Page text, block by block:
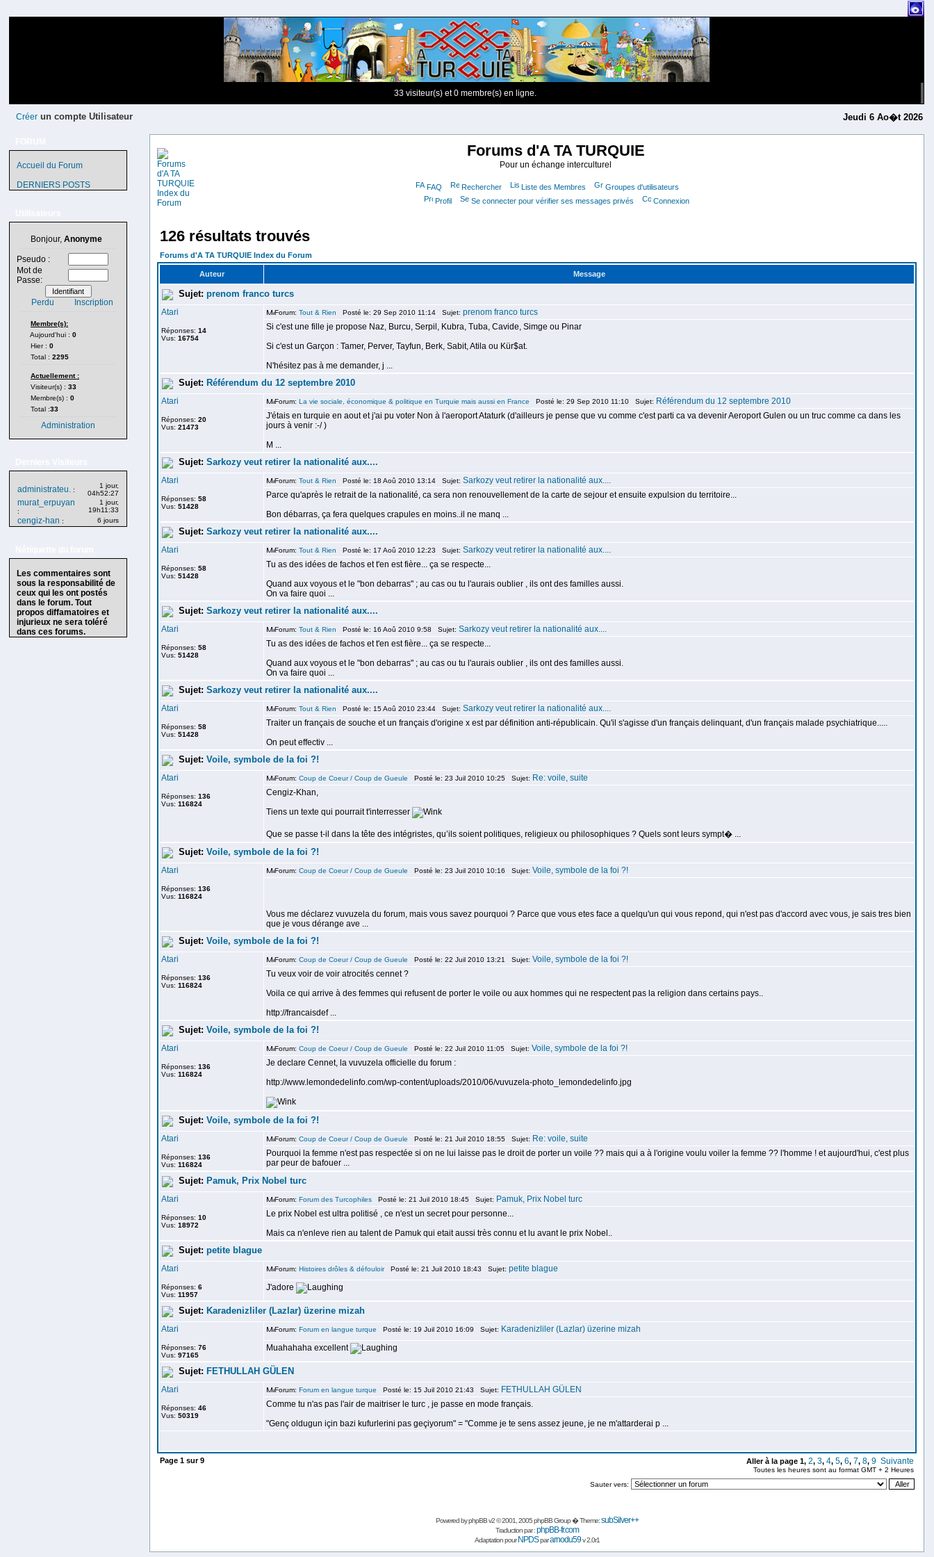
33 visiteur(s) et 0 membre(s) en ligne.
Créer un compte Utilisateur Jeudi 6 Ao�t 2026
Accueil du Forum
DERNIERS POSTS
Bonjour, Anonyme
Pseudo :
Mot de
Passe:
Perdu Inscription
Membre(s):
Aujourd'hui : 0
Hier : 0
Total : 2295
Actuellement :
Visiteur(s) : 33
Membre(s) : 0
Total :33
Administration
administrateu. :
1 jour,
04h52:27
murat_erpuyan
:
1 jour,
19h11:33
cengiz-han : 6 jours
Les commentaires sont
sous la responsabilité de
ceux qui les ont postés
dans le forum. Tout
propos diffamatoires et
injurieux ne sera toléré
dans ces forums.
Forums d'A TA TURQUIE
Pour un échange interculturel
FAQ Rechercher Liste des Membres
Groupes d'utilisateurs
Profil
Se connecter pour vérifier ses messages privés Connexion
126 résultats trouvés
Forums d'A TA TURQUIE Index du Forum
Auteur Message
Sujet: prenom franco turcs
Atari
Réponses: 14
Vus: 16754
Forum: Tout & Rien Posté le: 29 Sep 2010 11:14 Sujet: prenom franco turcs
Si c'est une fille je propose Naz, Burcu, Serpil, Kubra, Tuba, Cavide, Simge ou Pinar
Si c'est un Garçon : Tamer, Perver, Tayfun, Berk, Sabit, Atila ou Kür$at.
N'hésitez pas à me demander, j ...
Sujet: Référendum du 12 septembre 2010
Atari
Réponses: 20
Vus: 21473
Forum: La vie sociale, économique & politique en Turquie mais aussi en France Posté le: 29 Sep 2010 11:10 Sujet: Référendum du 12 septembre 2010
J'étais en turquie en aout et j'ai pu voter Non à l'aeroport Ataturk (d'ailleurs je pense que vu comme c'est parti ca va devenir Aeroport Gulen ou un truc comme ca dans les
jours à venir :-/ )
M ...
Sujet: Sarkozy veut retirer la nationalité aux....
Atari
Réponses: 58
Vus: 51428
Forum: Tout & Rien Posté le: 18 Aoû 2010 13:14 Sujet: Sarkozy veut retirer la nationalité aux....
Parce qu'après le retrait de la nationalité, ca sera non renouvellement de la carte de sejour et ensuite expulsion du territoire...
Bon débarras, ça fera quelques crapules en moins..il ne manq ...
Sujet: Sarkozy veut retirer la nationalité aux....
Atari
Réponses: 58
Vus: 51428
Forum: Tout & Rien Posté le: 17 Aoû 2010 12:23 Sujet: Sarkozy veut retirer la nationalité aux....
Tu as des idées de fachos et t'en est fière... ça se respecte...
Quand aux voyous et le "bon debarras" ; au cas ou tu l'aurais oublier , ils ont des familles aussi.
On va faire quoi ...
Sujet: Sarkozy veut retirer la nationalité aux....
Atari
Réponses: 58
Vus: 51428
Forum: Tout & Rien Posté le: 16 Aoû 2010 9:58 Sujet: Sarkozy veut retirer la nationalité aux....
Tu as des idées de fachos et t'en est fière... ça se respecte...
Quand aux voyous et le "bon debarras" ; au cas ou tu l'aurais oublier , ils ont des familles aussi.
On va faire quoi ...
Sujet: Sarkozy veut retirer la nationalité aux....
Atari
Réponses: 58
Vus: 51428
Forum: Tout & Rien Posté le: 15 Aoû 2010 23:44 Sujet: Sarkozy veut retirer la nationalité aux....
Traiter un français de souche et un français d'origine x est par définition anti-républicain. Qu'il s'agisse d'un français delinquant, d'un français malade psychiatrique.....
On peut effectiv ...
Sujet: Voile, symbole de la foi ?!
Atari
Réponses: 136
Vus: 116824
Forum: Coup de Coeur / Coup de Gueule Posté le: 23 Juil 2010 10:25 Sujet: Re: voile, suite
Cengiz-Khan,
Tiens un texte qui pourrait t'interresser
Que se passe t-il dans la tête des intégristes, qu’ils soient politiques, religieux ou philosophiques ? Quels sont leurs sympt� ...
Sujet: Voile, symbole de la foi ?!
Atari
Réponses: 136
Vus: 116824
Forum: Coup de Coeur / Coup de Gueule Posté le: 23 Juil 2010 10:16 Sujet: Voile, symbole de la foi ?!
Vous me déclarez vuvuzela du forum, mais vous savez pourquoi ? Parce que vous etes face a quelqu'un qui vous repond, qui n'est pas d'accord avec vous, je sais tres bien
que je vous dérange ave ...
Sujet: Voile, symbole de la foi ?!
Atari
Réponses: 136
Vus: 116824
Forum: Coup de Coeur / Coup de Gueule Posté le: 22 Juil 2010 13:21 Sujet: Voile, symbole de la foi ?!
Tu veux voir de voir atrocités cennet ?
Voila ce qui arrive à des femmes qui refusent de porter le voile ou aux hommes qui ne respectent pas la religion dans certains pays..
http://francaisdef ...
Sujet: Voile, symbole de la foi ?!
Atari
Réponses: 136
Vus: 116824
Forum: Coup de Coeur / Coup de Gueule Posté le: 22 Juil 2010 11:05 Sujet: Voile, symbole de la foi ?!
Je declare Cennet, la vuvuzela officielle du forum :
http://www.lemondedelinfo.com/wp-content/uploads/2010/06/vuvuzela-photo_lemondedelinfo.jpg
Sujet: Voile, symbole de la foi ?!
Atari
Réponses: 136
Vus: 116824
Forum: Coup de Coeur / Coup de Gueule Posté le: 21 Juil 2010 18:55 Sujet: Re: voile, suite
Pourquoi la femme n'est pas respectée si on ne lui laisse pas le droit de porter un voile ?? mais qui a à l'origine voulu voiler la femme ?? l'homme ! et aujourd'hui, c'est plus
par peur de bafouer ...
Sujet: Pamuk, Prix Nobel turc
Atari
Réponses: 10
Vus: 18972
Forum: Forum des Turcophiles Posté le: 21 Juil 2010 18:45 Sujet: Pamuk, Prix Nobel turc
Le prix Nobel est ultra politisé , ce n'est un secret pour personne...
Mais ca n'enleve rien au talent de Pamuk qui etait aussi très connu et lu avant le prix Nobel..
Sujet: petite blague
Atari
Réponses: 6
Vus: 11957
Forum: Histoires drôles & défouloirPosté le: 21 Juil 2010 18:43 Sujet: petite blague
J'adore
Sujet: Karadenizliler (Lazlar) üzerine mizah
Atari
Réponses: 76
Vus: 97165
Forum: Forum en langue turque Posté le: 19 Juil 2010 16:09 Sujet: Karadenizliler (Lazlar) üzerine mizah
Muahahaha excellent
Sujet: FETHULLAH GÜLEN
Atari
Réponses: 46
Vus: 50319
Forum: Forum en langue turque Posté le: 15 Juil 2010 21:43 Sujet: FETHULLAH GÜLEN
Comme tu n'as pas l'air de maitriser le turc , je passe en mode français.
"Genç oldugun için bazi kufurlerini pas geçiyorum" = "Comme je te sens assez jeune, je ne m'attarderai p ...
Page 1 sur9 Aller à la page 1, 2, 3, 4, 5, 6, 7, 8, 9 Suivante
Toutes les heures sont au format GMT + 2 Heures
Sauter vers:
Powered byphpBBv2 © 2001, 2005 phpBB Group � Theme:subSilver++
Traduction par :phpBB-fr.com
Adaptation pourNPDSpararnodu59v 2.0r1